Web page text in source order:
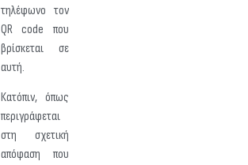
τηλέφωνο τον
QR code που
βρίσκεται σε
αυτή.
Κατόπιν, όπως
περιγράφεται
στη σχετική
απόφαση που